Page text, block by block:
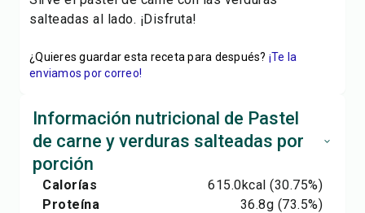
salteadas al lado. ¡Disfruta!
¿Quieres guardar esta receta para después? ¡Te la
enviamos por correo!
Información nutricional de Pastel
de carne y verduras salteadas por
porción
Calorías 615.0kcal (30.75%)
Proteína
36.8g (73.5%)